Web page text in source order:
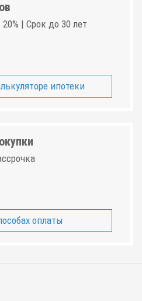
| Срок до 30 лет
ипотеки
оплаты